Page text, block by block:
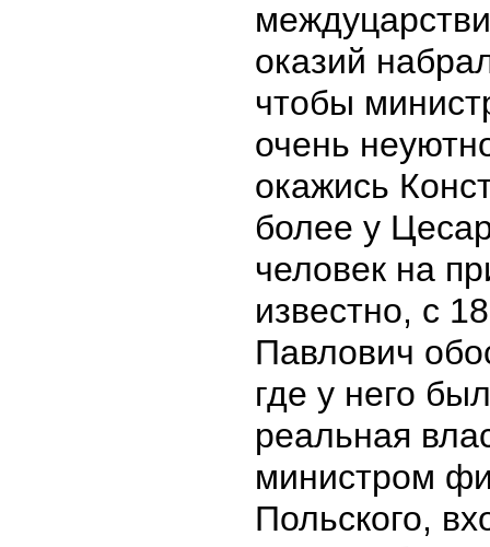
оказий
чтобы
очень
окажись
более у
человек на
известно, с
Павлович
где у него
реальная
министром
Польского,